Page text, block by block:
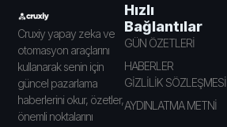
Cruxiy yapay zeka ve
otomasyon araçlarını
kullanarak senin için
güncel pazarlama
haberlerini okur, özetler,
önemli noktalarını
Hızlı
Bağlantılar
GÜN ÖZETLERİ
HABERLER
GİZLİLİK SÖZLEŞMESİ
AYDINLATMA METNİ